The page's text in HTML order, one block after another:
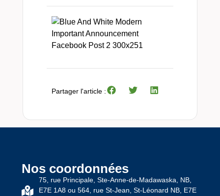
Partager l'article :
Nos coordonnées
75, rue Principale, Ste-Anne-de-Madawaska, NB,
E7E 1A8 ou 564, rue St-Jean, St-Léonard NB, E7E